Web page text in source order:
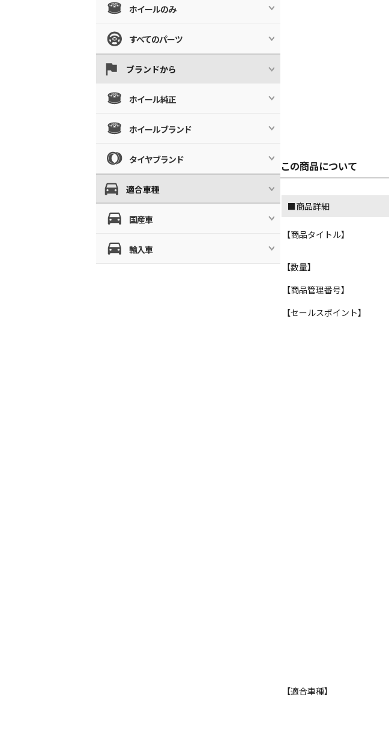
この商品について
■商品詳細
【商品タイトル】
【数量】
【商品管理番号】
【セールスポイント】
【適合車種】
ホイールのみ
すべてのパーツ
ブランドから
ホイール純正
ホイールブランド
タイヤブランド
適合車種
国産車
輸入車